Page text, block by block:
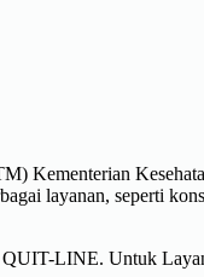
Kementerian
layanan, seperti
QUIT-LINE. Untuk